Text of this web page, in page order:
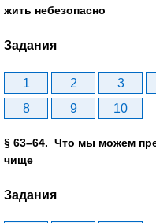
жить небезопасно
Задания
1 2 3
8
9 10
§ 63–64. Что мы можем
чище
Задания